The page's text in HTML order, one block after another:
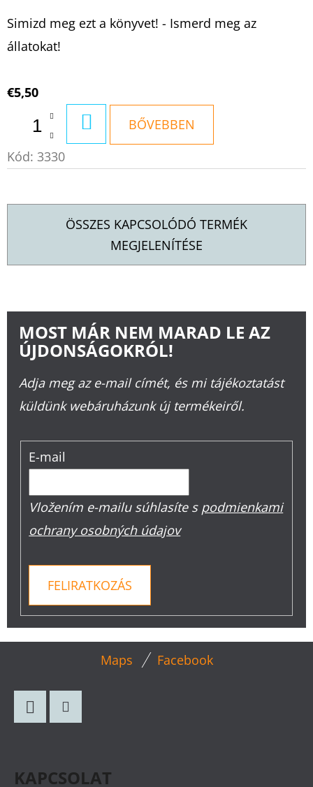
Simizd meg ezt a könyvet! - Ismerd meg az
állatokat!
€5,50
KOSÁRBABŐVEBBEN
Kód: 3330
ÖSSZES KAPCSOLÓDÓ TERMÉK
MEGJELENÍTÉSE
MOST MÁR NEM MARAD LE AZ
ÚJDONSÁGOKRÓL!
Adja meg az e-mail címét, és mi tájékoztatást
küldünk webáruházunk új termékeiről.
E-mail
Vložením e-mailu súhlasíte s podmienkami
ochrany osobných údajov
FELIRATKOZÁS
Maps Facebook
KAPCSOLAT